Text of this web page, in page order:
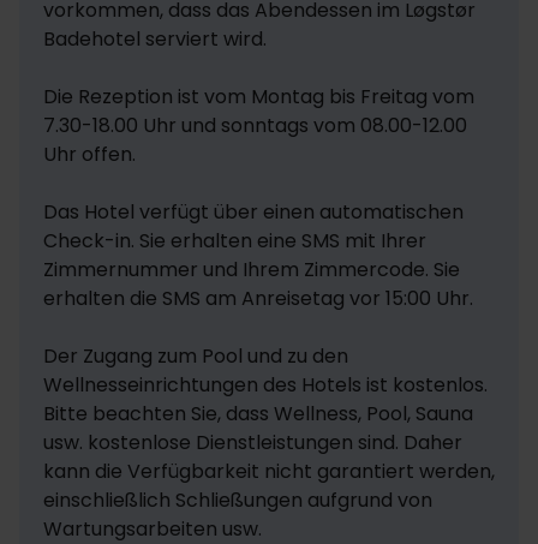
vorkommen, dass das Abendessen im Løgstør
Badehotel serviert wird.
Die Rezeption ist vom Montag bis Freitag vom
7.30-18.00 Uhr und sonntags vom 08.00-12.00
Uhr offen.
Das Hotel verfügt über einen automatischen
Check-in. Sie erhalten eine SMS mit Ihrer
Zimmernummer und Ihrem Zimmercode. Sie
erhalten die SMS am Anreisetag vor 15:00 Uhr.
Der Zugang zum Pool und zu den
Wellnesseinrichtungen des Hotels ist kostenlos.
Bitte beachten Sie, dass Wellness, Pool, Sauna
usw. kostenlose Dienstleistungen sind. Daher
kann die Verfügbarkeit nicht garantiert werden,
einschließlich Schließungen aufgrund von
Wartungsarbeiten usw.